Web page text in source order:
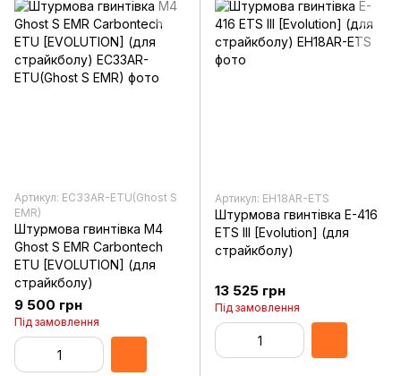
Артикул: EC33AR-ETU(Ghost S
EMR)
Штурмова гвинтівка M4
Ghost S EMR Carbontech
ETU [EVOLUTION] (для
страйкболу)
9 500 грн
Під замовлення
Артикул: EH18AR-ETS
Штурмова гвинтівка E-416
ETS III [Evolution] (для
страйкболу)
13 525 грн
Під замовлення